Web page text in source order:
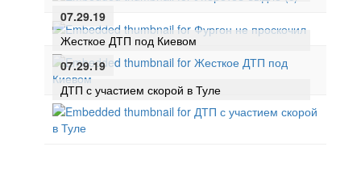
07.29.19
Жесткое ДТП под Киевом
07.29.19
ДТП с участием скорой в Туле